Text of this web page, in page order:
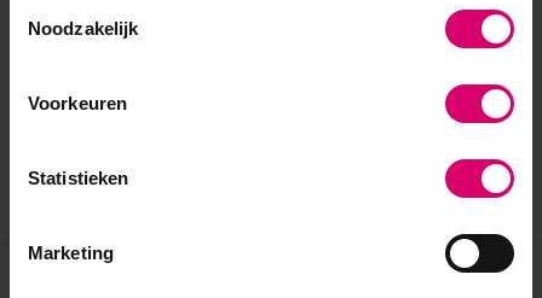
Noodzakelijk
Voorkeuren
Statistieken
Marketing